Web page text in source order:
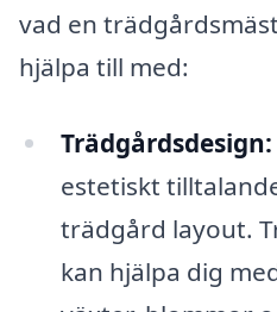
vad en
hjälpa till med:
Trädgårdsdesign:
estetiskt
trädgård layout.
kan hjälpa dig